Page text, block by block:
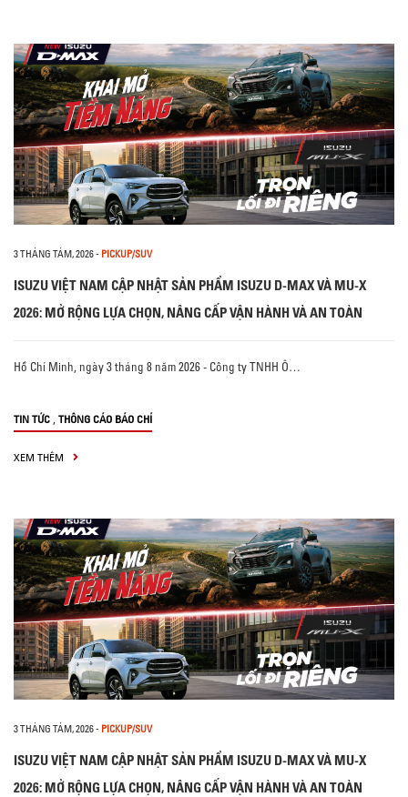
3 THÁNG TÁM, 2026- PICKUP/SUV
ISUZU VIỆT NAM CẬP NHẬT SẢN PHẨM ISUZU D-MAX VÀ MU-X
2026: MỞ RỘNG LỰA CHỌN, NÂNG CẤP VẬN HÀNH VÀ AN TOÀN
Hồ Chí Minh, ngày 3 tháng 8 năm 2026 - Công ty TNHH Ô…
TIN TỨC , THÔNG CÁO BÁO CHÍ
XEM THÊM
3 THÁNG TÁM, 2026- PICKUP/SUV
ISUZU VIỆT NAM CẬP NHẬT SẢN PHẨM ISUZU D-MAX VÀ MU-X
2026: MỞ RỘNG LỰA CHỌN, NÂNG CẤP VẬN HÀNH VÀ AN TOÀN